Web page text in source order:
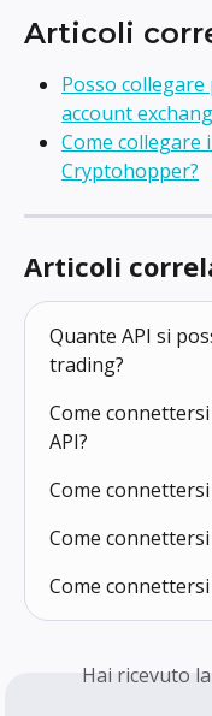
Articoli
Posso
account
Come collegare
Cryptohopper?
Articoli
Quante API si
trading?
Come
API?
Come connettersi
Come connettersi
Come connettersi
Hai ricevuto